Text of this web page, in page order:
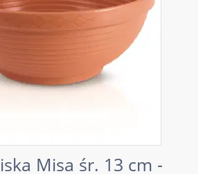
Misa śr. 13 cm -